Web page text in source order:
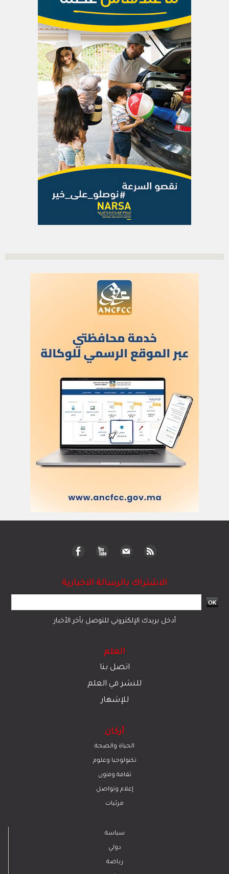
الاشتراك بالرسالة الاخبارية
أدخل بريدك الإلكتروني للتوصل بآخر الأخبار
العلم
اتصل بنا
للنشر في العلم
للإشهار
أركان
الحياة والصحة
تكنولوجيا وعلوم
ﺛﻘﺎﻓﺔ وﻓﻧون
إعلام وتواصل
مرئيات
سياسة
دولي
رياضة